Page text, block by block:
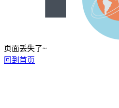
页面丢失了~
回到首页